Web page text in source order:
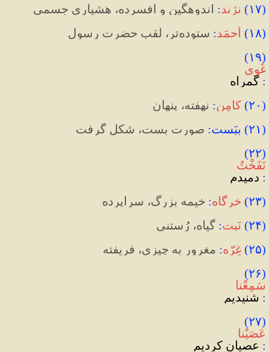
(۱۷) نژند:
اندوهگین و افسرده، هشیاری جسمی
(۱۸) اَحمَد: ستوده‌تر، لقب حضرت رسول
(۱۹)
غَوی‌
: گمراه
(۲۰) کامِن: نهفته، پنهان
(۲۱) بِبَست: صورت بست، شکل گرفت
(۲۲)‌
نَفَخْتُ
: دمیدم
(۲۳) خرگاه: خیمه بزرگ، سراپرده
(۲۴) نَبت: گیاه، رُستنی
(۲۵) غِرّه: مغرور به چیزی، فریفته
(۲۶)
سَمِعْنا
: شنیدیم
(۲۷)
عَصَیْنا
: عصیان کردیم